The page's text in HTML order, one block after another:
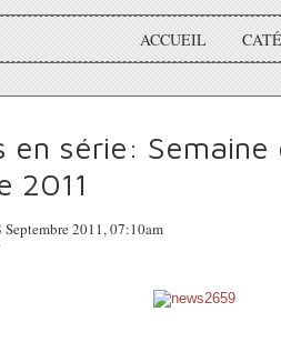
ACCUEIL
en série: Semaine
2011
2011, 07:10am